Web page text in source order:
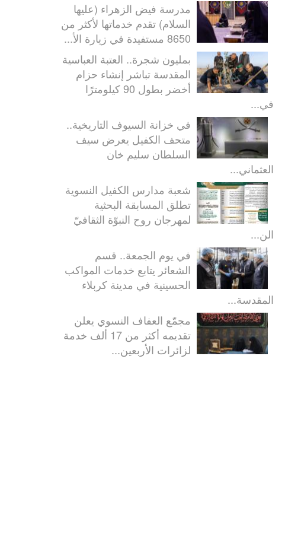
مدرسة فيض الزهراء (عليها
السلام) تقدم خدماتها لأكثر من
8650 مستفيدة في زيارة الأ...
بمليون شجرة.. العتبة العباسية
المقدسة تباشر إنشاء حزام
أخضر بطول 90 كيلومترًا
في...
في خزانة السيوف التاريخية..
متحف الكفيل يعرض سيف
السلطان سليم خان
العثماني...
شعبة مدارس الكفيل النسوية
تطلق المسابقة البحثية
لمهرجان روح النبوّة الثقافيّ
الن...
في يوم الجمعة.. قسم
الشعائر يتابع خدمات المواكب
الحسينية في مدينة كربلاء
المقدسة...
مجمّع العفاف النسوي يعلن
تقديمه أكثر من 17 ألف خدمة
لزائرات الأربعين...